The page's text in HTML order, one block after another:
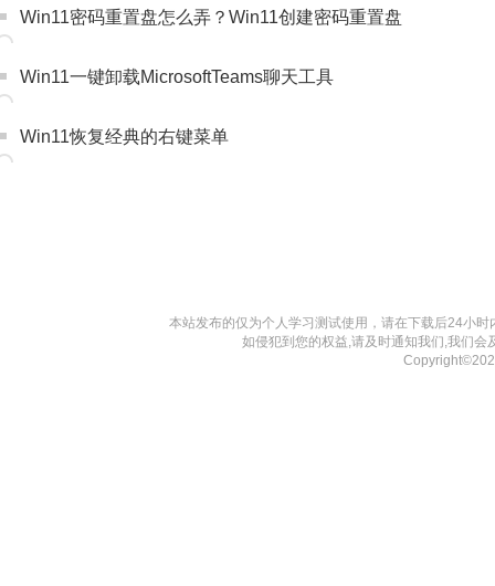
Win11密码重置盘怎么弄？Win11创建密码重置盘
Win11一键卸载MicrosoftTeams聊天工具
Win11恢复经典的右键菜单
本站发布的仅为个人学习测试使用，请在下载后24小
如侵犯到您的权益,请及时通知我们,我们